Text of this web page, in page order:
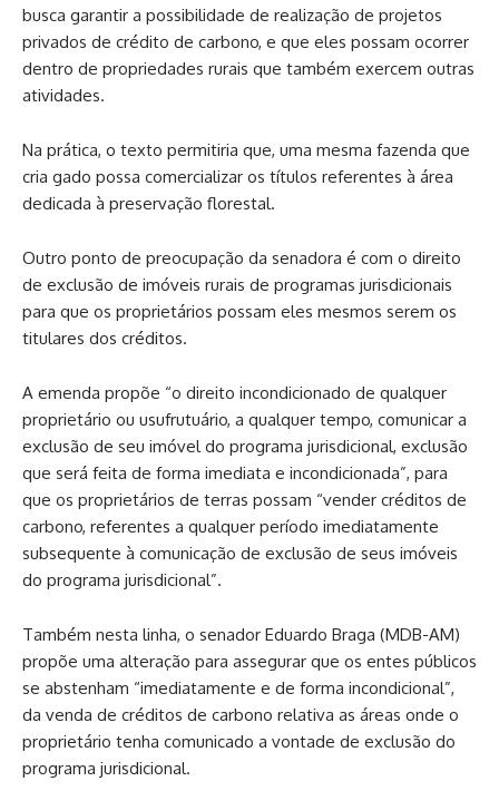
busca garantir a possibilidade de realização de projetos
privados de crédito de carbono, e que eles possam ocorrer
dentro de propriedades rurais que também exercem outras
atividades.
Na prática, o texto permitiria que, uma mesma fazenda que
cria gado possa comercializar os títulos referentes à área
dedicada à preservação florestal.
Outro ponto de preocupação da senadora é com o direito
de exclusão de imóveis rurais de programas jurisdicionais
para que os proprietários possam eles mesmos serem os
titulares dos créditos.
A emenda propõe “o direito incondicionado de qualquer
proprietário ou usufrutuário, a qualquer tempo, comunicar a
exclusão de seu imóvel do programa jurisdicional, exclusão
que será feita de forma imediata e incondicionada”, para
que os proprietários de terras possam “vender créditos de
carbono, referentes a qualquer período imediatamente
subsequente à comunicação de exclusão de seus imóveis
do programa jurisdicional”.
Também nesta linha, o senador Eduardo Braga (MDB-AM)
propõe uma alteração para assegurar que os entes públicos
se abstenham “imediatamente e de forma incondicional”,
da venda de créditos de carbono relativa as áreas onde o
proprietário tenha comunicado a vontade de exclusão do
programa jurisdicional.